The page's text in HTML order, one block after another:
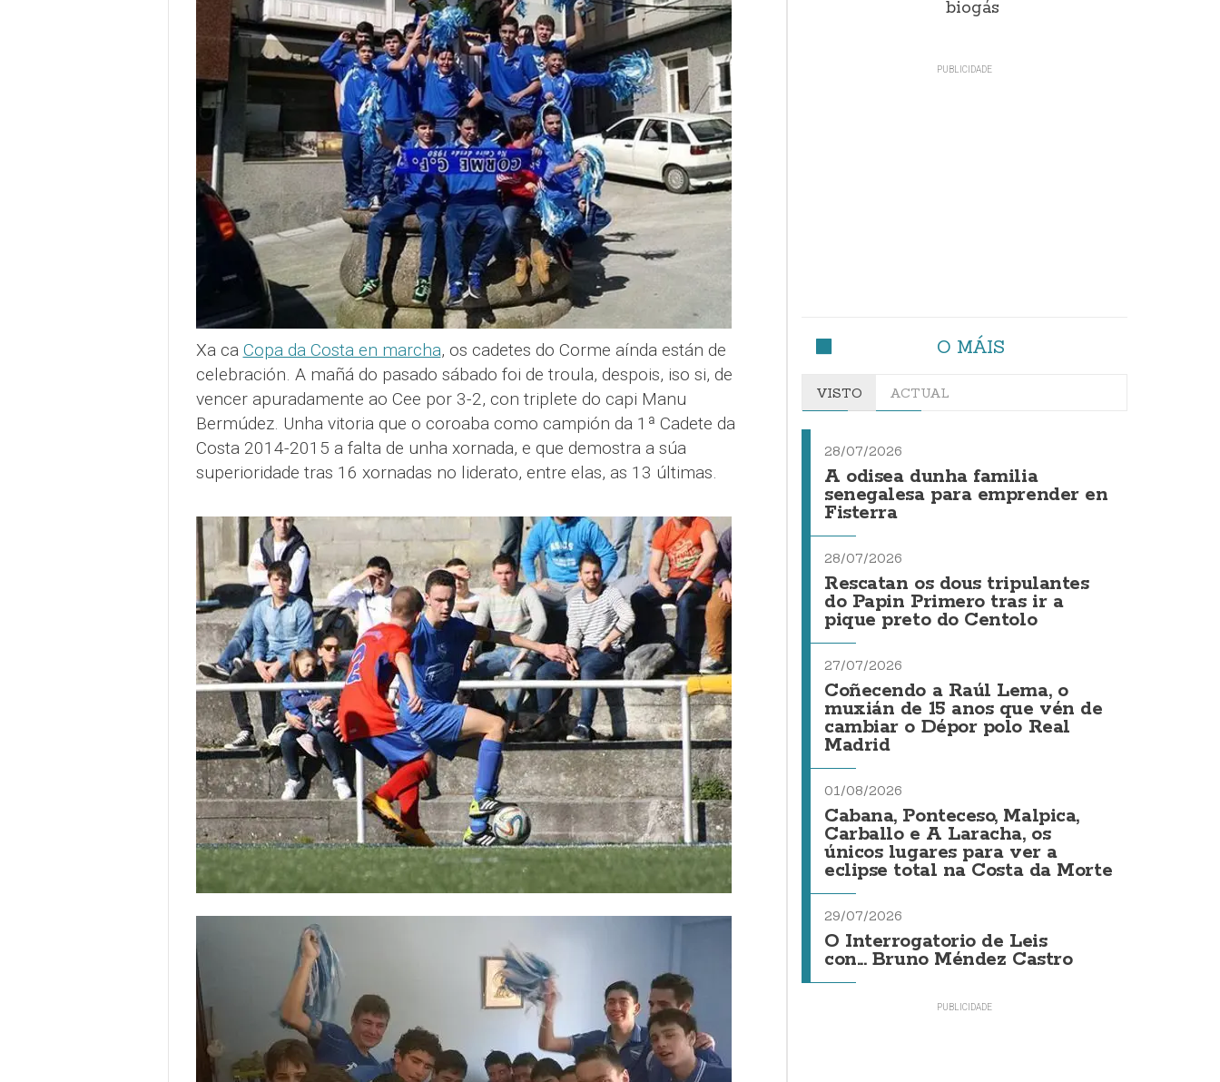
Xa ca Copa da Costa en marcha, os cadetes do Corme aínda están de
celebración. A mañá do pasado sábado foi de troula, despois, iso si, de
vencer apuradamente ao Cee por 3-2, con triplete do capi Manu
Bermúdez. Unha vitoria que o coroaba como campión da 1ª Cadete da
Costa 2014-2015 a falta de unha xornada, e que demostra a súa
superioridade tras 16 xornadas no liderato, entre elas, as 13 últimas.
biogás
O MÁIS
VISTO ACTUAL
28/07/2026
A odisea dunha familia
senegalesa para emprender en
Fisterra
28/07/2026
Rescatan os dous tripulantes
do Papin Primero tras ir a
pique preto do Centolo
27/07/2026
Coñecendo a Raúl Lema, o
muxián de 15 anos que vén de
cambiar o Dépor polo Real
Madrid
01/08/2026
Cabana, Ponteceso, Malpica,
Carballo e A Laracha, os
únicos lugares para ver a
eclipse total na Costa da Morte
29/07/2026
O Interrogatorio de Leis
con... Bruno Méndez Castro